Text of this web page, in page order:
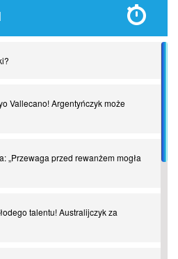
i inne przypadki
ciao?
Vallecano! Argentyńczyk może
„Przewaga przed rewanżem mogła
talentu! Australijczyk za